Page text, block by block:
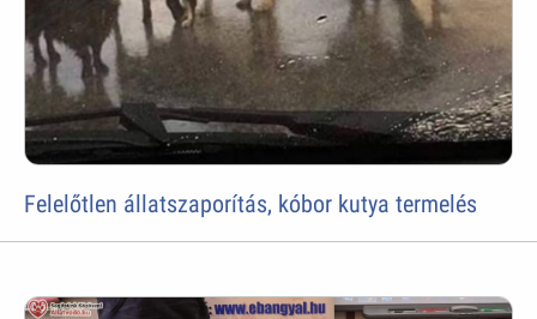
Felelőtlen állatszaporítás, kóbor kutya termelés